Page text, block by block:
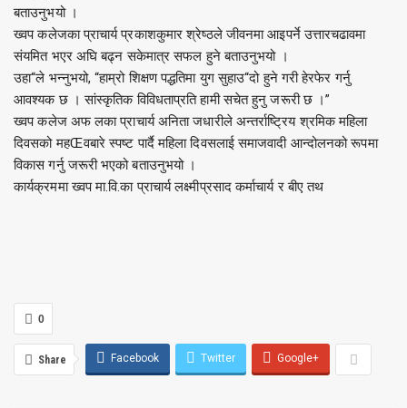
बताउनुभयो ।
ख्वप कलेजका प्राचार्य प्रकाशकुमार श्रेष्ठले जीवनमा आइपर्ने उत्तारचढावमा
संयमित भएर अघि बढ्न सकेमात्र सफल हुने बताउनुभयो ।
उहा“ले भन्नुभयो, “हाम्रो शिक्षण पद्धतिमा युग सुहाउ“दो हुने गरी हेरफेर गर्नु
आवश्यक छ । सांस्कृतिक विविधताप्रति हामी सचेत हुनु जरूरी छ ।”
ख्वप कलेज अफ लका प्राचार्य अनिता जधारीले अन्तर्राष्ट्रिय श्रमिक महिला
दिवसको महŒवबारे स्पष्ट पार्दै महिला दिवसलाई समाजवादी आन्दोलनको रूपमा
विकास गर्नु जरूरी भएको बताउनुभयो ।
कार्यक्रममा ख्वप मा.वि.का प्राचार्य लक्ष्मीप्रसाद कर्माचार्य र बीए तथ
0
Share Facebook Twitter Google+